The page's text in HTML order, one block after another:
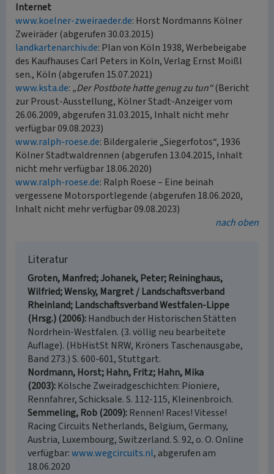
Internet
www.koelner-zweiraeder.de: Horst Nordmanns Kölner
Zweiräder (abgerufen 30.03.2015)
landkartenarchiv.de: Plan von Köln 1938, Werbebeigabe
des Kaufhauses Carl Peters in Köln, Verlag Ernst Moißl
sen., Köln (abgerufen 15.07.2021)
www.ksta.de: „Der Postbote hatte genug zu tun“(Bericht
zur Proust-Ausstellung, Kölner Stadt-Anzeiger vom
26.06.2009, abgerufen 31.03.2015, Inhalt nicht mehr
verfügbar 09.08.2023)
www.ralph-roese.de: Bildergalerie „Siegerfotos“, 1936
Kölner Stadtwaldrennen (abgerufen 13.04.2015, Inhalt
nicht mehr verfügbar 18.06.2020)
www.ralph-roese.de: Ralph Roese – Eine beinah
vergessene Motorsportlegende (abgerufen 18.06.2020,
Inhalt nicht mehr verfügbar 09.08.2023)
nach oben
Literatur
Groten, Manfred; Johanek, Peter; Reininghaus,
Wilfried; Wensky, Margret / Landschaftsverband
Rheinland; Landschaftsverband Westfalen-Lippe
(Hrsg.) (2006) Handbuch der Historischen Stätten
Nordrhein-Westfalen. (3. völlig neu bearbeitete
Auflage). (HbHistSt NRW, Kröners Taschenausgabe,
Band 273.) S. 600-601, Stuttgart.
Nordmann, Horst; Hahn, Fritz; Hahn, Mika
(2003) Kölsche Zweiradgeschichten: Pioniere,
Rennfahrer, Schicksale. S. 112-115, Kleinenbroich.
Semmeling, Rob (2009) Rennen! Races! Vitesse!
Racing Circuits Netherlands, Belgium, Germany,
Austria, Luxembourg, Switzerland. S. 92, o. O. Online
verfügbar:www.wegcircuits.nl, abgerufen am
18.06.2020